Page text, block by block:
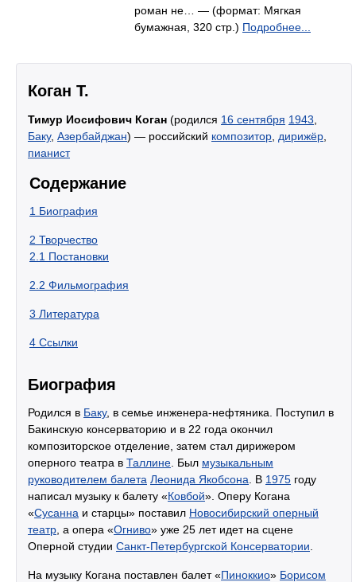
роман не… — (формат: Мягкая
бумажная, 320 стр.) Подробнее...
Коган Т.
Тимур Иосифович Коган (родился 16 сентября 1943
Баку, Азербайджан) — российский композитор дирижёр
пианист
Содержание
1 Биография
2 Творчество
2.1 Постановки
2.2 Фильмография
3 Литература
4 Ссылки
Биография
Родился в Баку, в семье инженера-нефтяника. Поступил в
Бакинскую консерваторию и в 22 года окончил
композиторское отделение, затем стал дирижером
оперного театра в Таллине . Был музыкальным
руководителем балета Леонида Якобсона . В 1975 году
написал музыку к балету «Ковбой». Оперу Когана
«Сусанна и старцы» поставил Новосибирский оперный
театр , а опера «Огниво» уже 25 лет идет на сцене
Оперной студии Санкт-Петербургской Консерватории
На музыку Когана поставлен балет «Пиноккио» Борисом